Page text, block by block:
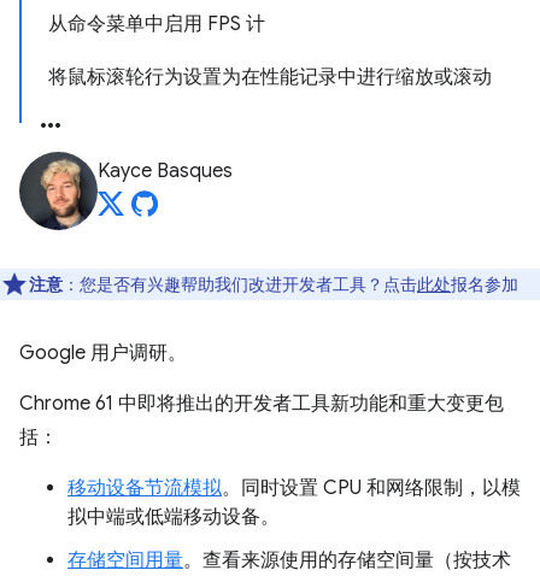
从命令菜单中启用 FPS 计
将鼠标滚轮行为设置为在性能记录中进行缩放或滚动
Kayce Basques
注意 ：您是否有兴趣帮助我们改进开发者工具？点击此处报名参加
Google 用户调研。
Chrome 61 中即将推出的开发者工具新功能和重大变更包
括：
移动设备节流模拟。同时设置 CPU 和网络限制，以模
拟中端或低端移动设备。
存储空间用量。查看来源使用的存储空间量（按技术